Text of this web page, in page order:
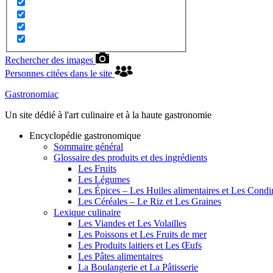
Rechercher des images
Personnes citées dans le site
Gastronomiac
Un site dédié à l'art culinaire et à la haute gastronomie
Encyclopédie gastronomique
Sommaire général
Glossaire des produits et des ingrédients
Les Fruits
Les Légumes
Les Épices – Les Huiles alimentaires et Les
Les Céréales – Le Riz et Les Graines
Lexique culinaire
Les Viandes et Les Volailles
Les Poissons et Les Fruits de mer
Les Produits laitiers et Les Œufs
Les Pâtes alimentaires
La Boulangerie et La Pâtisserie